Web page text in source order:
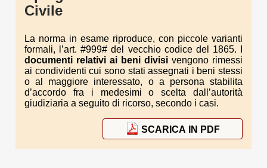
Civile
La norma in esame riproduce, con piccole varianti
formali, l’art. #999# del vecchio codice del 1865. I
documenti relativi ai beni divisi vengono rimessi
ai condividenti cui sono stati assegnati i beni stessi
o al maggiore interessato, o a persona stabilita
d’accordo fra i medesimi o scelta dall’autorità
giudiziaria a seguito di ricorso, secondo i casi.
SCARICA IN PDF